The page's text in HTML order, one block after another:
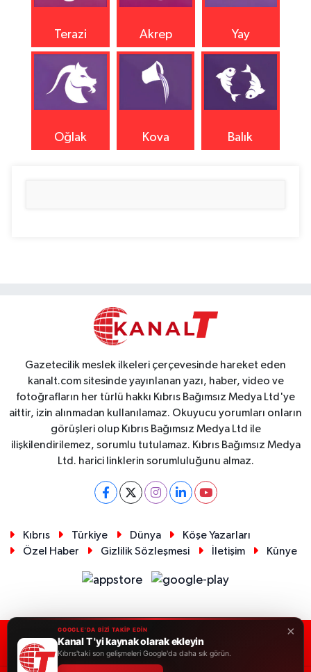
Terazi Akrep Yay
Oğlak Kova Balık
Gazetecilik meslek ilkeleri çerçevesinde hareket eden
kanalt.com sitesinde yayınlanan yazı, haber, video ve
fotoğrafların her türlü hakkı Kıbrıs Bağımsız Medya Ltd'ye
aittir, izin alınmadan kullanılamaz. Okuyucu yorumları onların
görüşleri olup Kıbrıs Bağımsız Medya Ltd ile
ilişkilendirilemez, sorumlu tutulamaz. Kıbrıs Bağımsız Medya
Ltd. harici linklerin sorumluluğunu almaz.
Kıbrıs Türkiye Dünya
Köşe Yazarları
Özel Haber
Gizlilik Sözleşmesi İletişim Künye
RSS Copyright © 2026. Her hakkı saklıdır.
×
GOOGLE'DA BİZİ TAKİP EDİN
Kanal T 'yi kaynak olarak ekleyin
Kıbrıs'taki son gelişmeleri Google'da daha sık görün.